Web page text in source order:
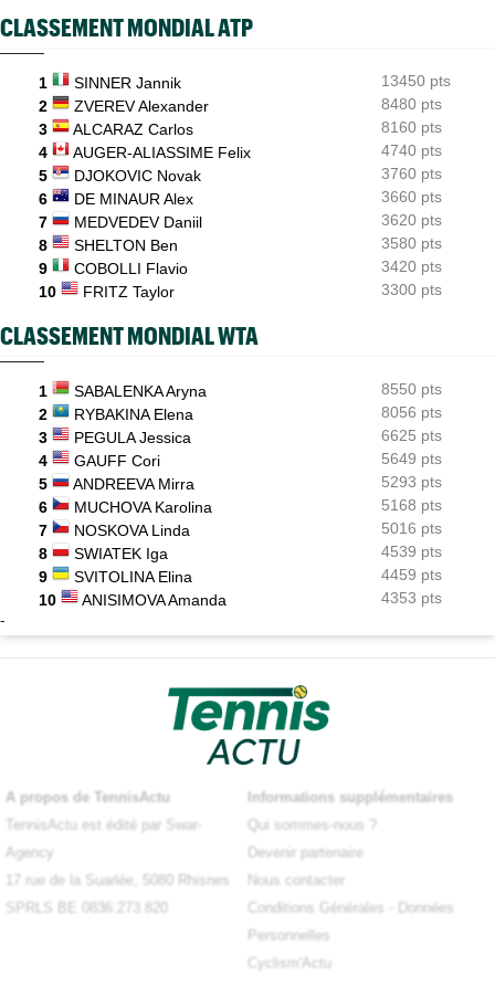
Comment Moïse Kouame peut faire mieux que Sinner et Alcaraz
08/08
WTA - Toronto
Amanda Anisimova : "Je ne veux pas me mettre de pression"
08/08
ATP - Montréal
Terence Atmane se tourne vers l'Ohio et un immense défi à
relever
CLASSEMENT MONDIAL ATP
1 SINNER Jannik
13450 pts
2
ZVEREV Alexander
8480 pts
3
ALCARAZ Carlos
8160 pts
4
AUGER-ALIASSIME Felix
4740 pts
5
DJOKOVIC Novak
3760 pts
6
DE MINAUR Alex
3660 pts
7
MEDVEDEV Daniil
3620 pts
8
SHELTON Ben
3580 pts
9
COBOLLI Flavio
3420 pts
10
FRITZ Taylor 3300 pts
CLASSEMENT MONDIAL WTA
1 SABALENKA Aryna
8550 pts
2
RYBAKINA Elena
8056 pts
3
PEGULA Jessica
6625 pts
4
GAUFF Cori
5649 pts
5
ANDREEVA Mirra
5293 pts
6
MUCHOVA Karolina
5168 pts
7
NOSKOVA Linda
5016 pts
8
SWIATEK Iga
4539 pts
9
SVITOLINA Elina
4459 pts
10
ANISIMOVA Amanda 4353 pts
-
A propos de TennisActu
TennisActu est édité par Swar-
Agency
17 rue de la Suarlée, 5080 Rhisnes
SPRLS BE 0836.273.820
Informations supplémentaires
Qui sommes-nous ?
Devenir partenaire
Nous contacter
Conditions Générales
Données
Personnelles
Cyclism'Actu